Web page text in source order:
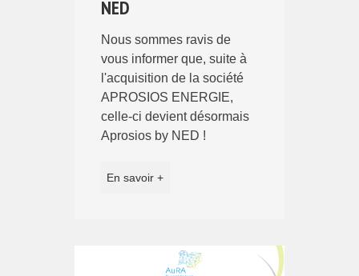
NED
Nous sommes ravis de
vous informer que, suite à
l'acquisition de la société
APROSIOS ENERGIE,
celle-ci devient désormais
Aprosios by NED !
En savoir +